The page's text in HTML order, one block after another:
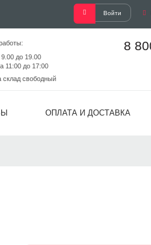
Войти
до 19.00
11:00 до 17:00
склад свободный
8
ОПЛАТА И ДОСТАВКА